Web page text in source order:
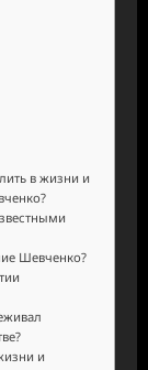
в жизни и
Шевченко?
и